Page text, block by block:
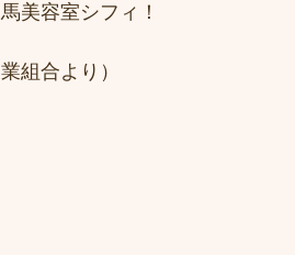
美容室シフィ！
組合より）